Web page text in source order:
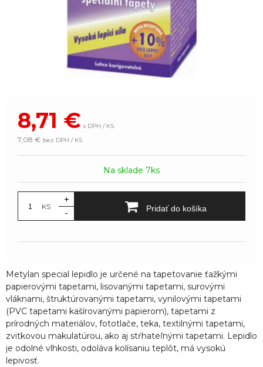
8,71 € s DPH / KS
7,08 € bez DPH / KS
Na sklade 7ks
KS
+
-
Pridať do košíka
Metylan special lepidlo je určené na tapetovanie ťažkými
papierovými tapetami, lisovanými tapetami, surovými
vláknami, štruktúrovanými tapetami, vynilovými tapetami
(PVC tapetami kašírovanými papierom), tapetami z
prírodných materiálov, fototlače, teka, textilnými tapetami,
zvitkovou makulatúrou, ako aj stŕhateľnými tapetami. Lepidlo
je odolné vlhkosti, odoláva kolísaniu teplôt, má vysokú
lepivosť.